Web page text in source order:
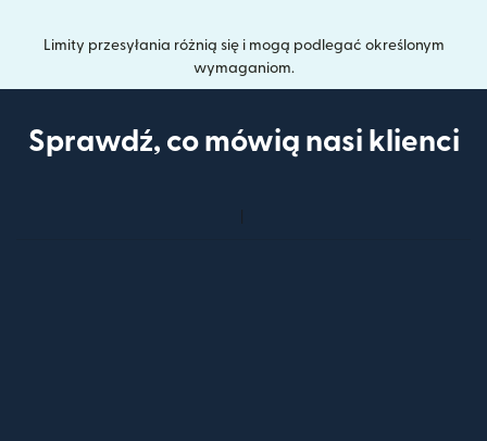
Limity przesyłania różnią się i mogą podlegać określonym
wymaganiom.
Sprawdź, co mówią nasi klienci